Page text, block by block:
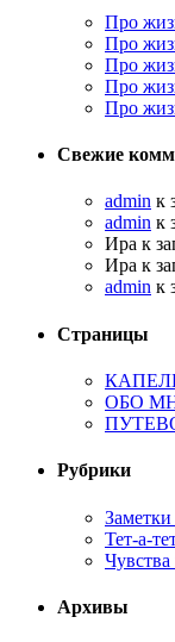
Про
Про
Про
Про
Про
Свежие
admin к
admin к
Ира к
Ира к
admin к
Страницы
ОБО
Рубрики
Тет-а-
Архивы